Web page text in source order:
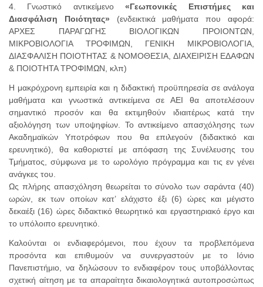
4. Γνωστικό αντικείμενο«Γεωπονικές Επιστήμες και
Διασφάλιση Ποιότητας» (ενδεικτικά μαθήματα που αφορά:
ΑΡΧΕΣ ΠΑΡΑΓΩΓΗΣ ΒΙΟΛΟΓΙΚΩΝ ΠΡΟIΟΝΤΩΝ,
ΜΙΚΡΟΒΙΟΛΟΓΙΑ ΤΡΟΦΙΜΩΝ, ΓΕΝΙΚΗ ΜΙΚΡΟΒΙΟΛΟΓΙΑ,
ΔΙΑΣΦΑΛΙΣΗ ΠΟΙΟΤΗΤΑΣ & ΝΟΜΟΘΕΣΙΑ, ΔΙΑΧΕΙΡΙΣΗ ΕΔΑΦΩΝ
& ΠΟΙΟΤΗΤΑ ΤΡΟΦΙΜΩΝ, κλπ)
Η μακρόχρονη εμπειρία και η διδακτική προϋπηρεσία σε ανάλογα
μαθήματα και γνωστικά αντικείμενα σε ΑΕΙ θα αποτελέσουν
σημαντικό προσόν και θα εκτιμηθούν ιδιαιτέρως κατά την
αξιολόγηση των υποψηφίων. Το αντικείμενο απασχόλησης των
Ακαδημαϊκών Υποτρόφων που θα επιλεγούν (διδακτικό και
ερευνητικό), θα καθοριστεί με απόφαση της Συνέλευσης του
Τμήματος, σύμφωνα με το ωρολόγιο πρόγραμμα και τις εν γένει
ανάγκες του.
Ως πλήρης απασχόληση θεωρείται το σύνολο των σαράντα (40)
ωρών, εκ των οποίων κατ’ ελάχιστο έξι (6) ώρες και μέγιστο
δεκαέξι (16) ώρες διδακτικό θεωρητικό και εργαστηριακό έργο και
το υπόλοιπο ερευνητικό.
Καλούνται οι ενδιαφερόμενοι, που έχουν τα προβλεπόμενα
προσόντα και επιθυμούν να συνεργαστούν με το Ιόνιο
Πανεπιστήμιο, να δηλώσουν το ενδιαφέρον τους υποβάλλοντας
σχετική αίτηση με τα απαραίτητα δικαιολογητικά αυτοπροσώπως